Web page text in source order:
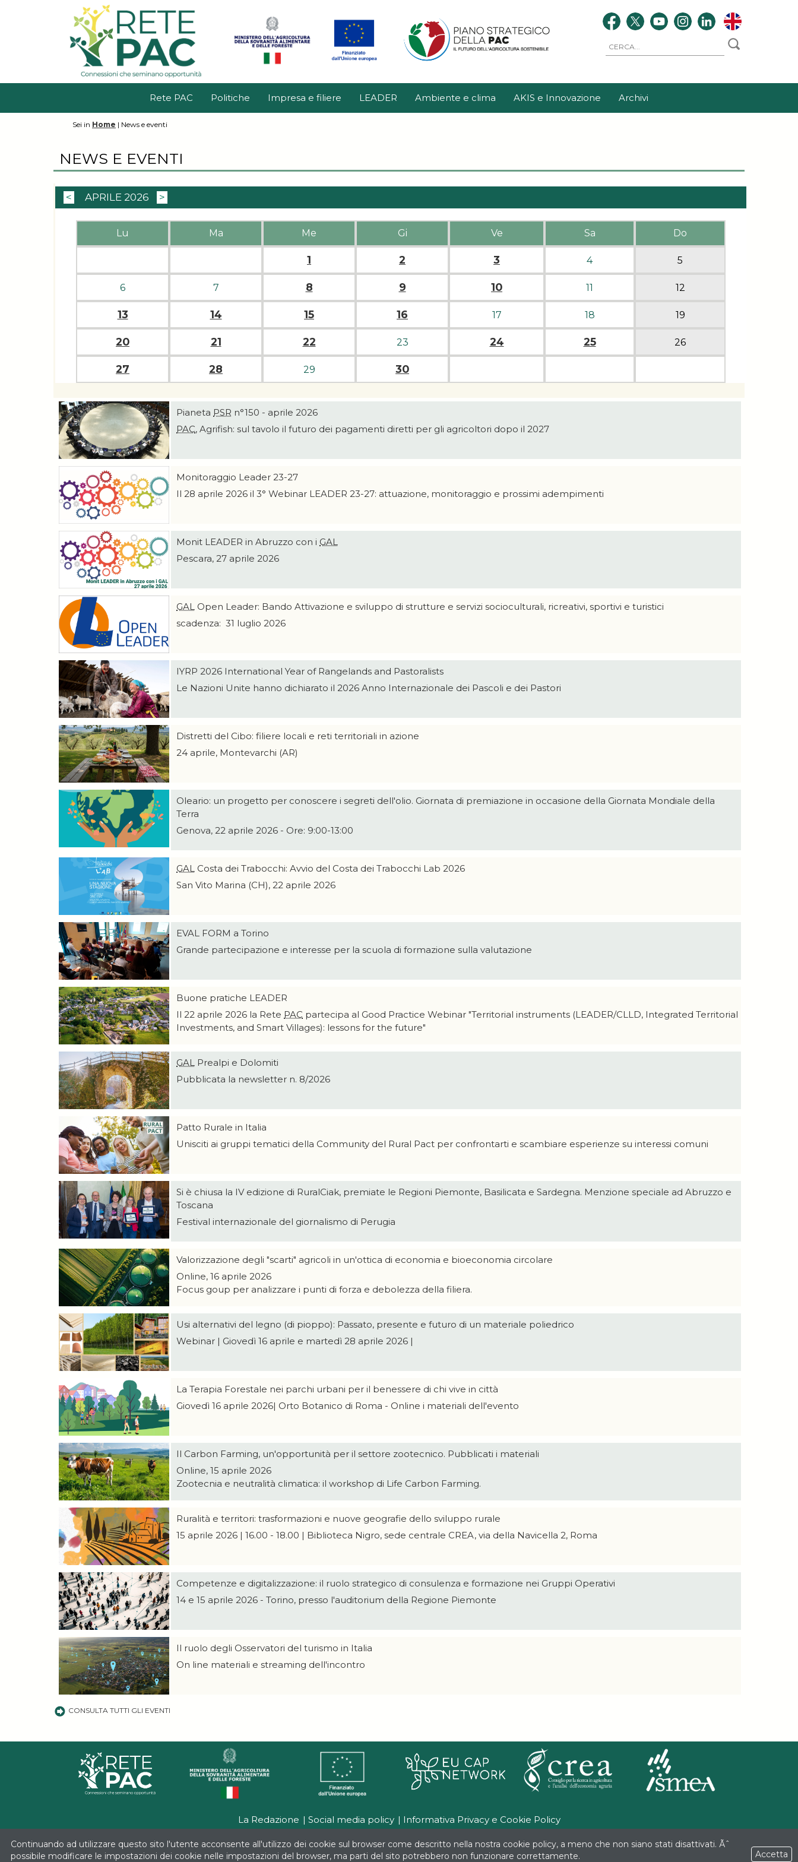
Rete PAC Politiche Impresa e filiere LEADER Ambiente e clima AKIS e Innovazione Archivi
Sei in Home | News e eventi
NEWS E EVENTI
< APRILE 2026 >
Lu Ma Me Gi Ve Sa Do
1 2 3 4 5
6 7 8 9 10 11 12
13 14 15 16 17 18 19
20 21 22 23 24 25 26
27 28 29 30
Pianeta PSR n°150 - aprile 2026
PAC, Agrifish: sul tavolo il futuro dei pagamenti diretti per gli agricoltori dopo il 2027
Monitoraggio Leader 23-27
Il 28 aprile 2026 il 3° Webinar LEADER 23-27: attuazione, monitoraggio e prossimi adempimenti
Monit LEADER in Abruzzo con i GAL
Pescara, 27 aprile 2026
GAL Open Leader: Bando Attivazione e sviluppo di strutture e servizi socioculturali, ricreativi, sportivi e turistici
scadenza: 31 luglio 2026
IYRP 2026 International Year of Rangelands and Pastoralists
Le Nazioni Unite hanno dichiarato il 2026 Anno Internazionale dei Pascoli e dei Pastori
Distretti del Cibo: filiere locali e reti territoriali in azione
24 aprile, Montevarchi (AR)
Oleario: un progetto per conoscere i segreti dell'olio. Giornata di premiazione in occasione della Giornata Mondiale della
Terra
Genova, 22 aprile 2026 - Ore: 9:00-13:00
GAL Costa dei Trabocchi: Avvio del Costa dei Trabocchi Lab 2026
San Vito Marina (CH), 22 aprile 2026
EVAL FORM a Torino
Grande partecipazione e interesse per la scuola di formazione sulla valutazione
Buone pratiche LEADER
Il 22 aprile 2026 la Rete PAC partecipa al Good Practice Webinar "Territorial instruments (LEADER/CLLD, Integrated Territorial
Investments, and Smart Villages): lessons for the future"
GAL Prealpi e Dolomiti
Pubblicata la newsletter n. 8/2026
Patto Rurale in Italia
Unisciti ai gruppi tematici della Community del Rural Pact per confrontarti e scambiare esperienze su interessi comuni
Si è chiusa la IV edizione di RuralCiak, premiate le Regioni Piemonte, Basilicata e Sardegna. Menzione speciale ad Abruzzo e
Toscana
Festival internazionale del giornalismo di Perugia
Valorizzazione degli "scarti" agricoli in un'ottica di economia e bioeconomia circolare
Online, 16 aprile 2026
Focus goup per analizzare i punti di forza e debolezza della filiera.
Usi alternativi del legno (di pioppo): Passato, presente e futuro di un materiale poliedrico
Webinar | Giovedì 16 aprile e martedì 28 aprile 2026 |
La Terapia Forestale nei parchi urbani per il benessere di chi vive in città
Giovedì 16 aprile 2026| Orto Botanico di Roma - Online i materiali dell'evento
Il Carbon Farming, un'opportunità per il settore zootecnico. Pubblicati i materiali
Online, 15 aprile 2026
Zootecnia e neutralità climatica: il workshop di Life Carbon Farming.
Ruralità e territori: trasformazioni e nuove geografie dello sviluppo rurale
15 aprile 2026 | 16.00 - 18.00 | Biblioteca Nigro, sede centrale CREA, via della Navicella 2, Roma
Competenze e digitalizzazione: il ruolo strategico di consulenza e formazione nei Gruppi Operativi
14 e 15 aprile 2026 - Torino, presso l'auditorium della Regione Piemonte
Il ruolo degli Osservatori del turismo in Italia
On line materiali e streaming dell'incontro
CONSULTA TUTTI GLI EVENTI
La Redazione Social media policy Informativa Privacy e Cookie Policy
Progetto realizzato con il contributo del FEASR (Fondo Europeo Agricolo per lo Sviluppo Rurale) nell'ambito delle attività previste dal
Programma Rete Nazionale della PAC 2025-2027 - Scheda progetto CR 07.01 "Supporto alla Rete PAC per la diffusione e il trasferimento delle conoscenze - RETEPACWeb".
Continuando ad utilizzare questo sito l'utente acconsente all'utilizzo dei cookie sul browser come descritto nella nostra cookie policy, a meno che non siano stati disattivati. Ãˆ
possibile modificare le impostazioni dei cookie nelle impostazioni del browser, ma parti del sito potrebbero non funzionare correttamente.
Accetta